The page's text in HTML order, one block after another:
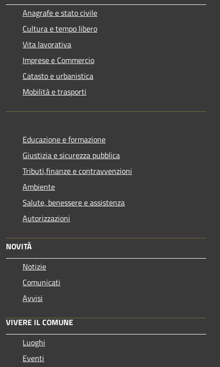
Anagrafe e stato civile
Cultura e tempo libero
Vita lavorativa
Imprese e Commercio
Catasto e urbanistica
Mobilità e trasporti
Educazione e formazione
Giustizia e sicurezza pubblica
Tributi,finanze e contravvenzioni
Ambiente
Salute, benessere e assistenza
Autorizzazioni
NOVITÀ
Notizie
Comunicati
Avvisi
VIVERE IL COMUNE
Luoghi
Eventi